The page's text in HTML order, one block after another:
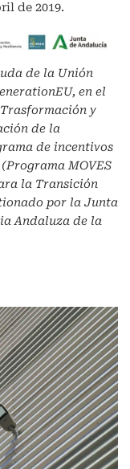
de 2019.
de la Unión
en el
y
de la
de incentivos
MOVES
la Transición
por la Junta
Andaluza de la